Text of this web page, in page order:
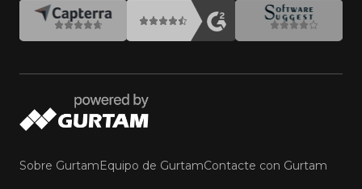
Sobre GurtamEquipo de GurtamContacte con Gurtam